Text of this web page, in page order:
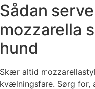
Sådan
mozzarella
hund
Skær altid
kvælningsfare. Sørg for,